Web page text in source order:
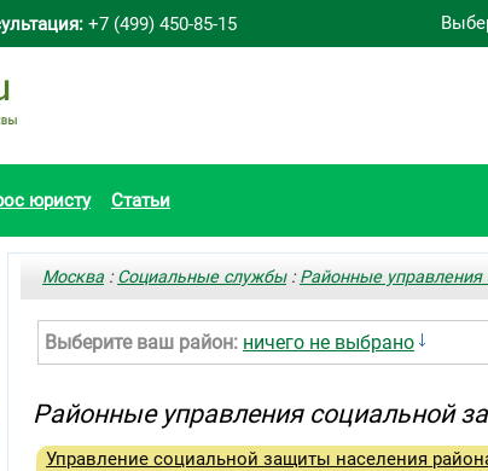
+7 (499) 450-85-15
юристу Статьи
Москва :Социальные службы:Районные
Выберите ваш район: ничего не выбрано
Районные управления социальной
Управление социальной защиты населения